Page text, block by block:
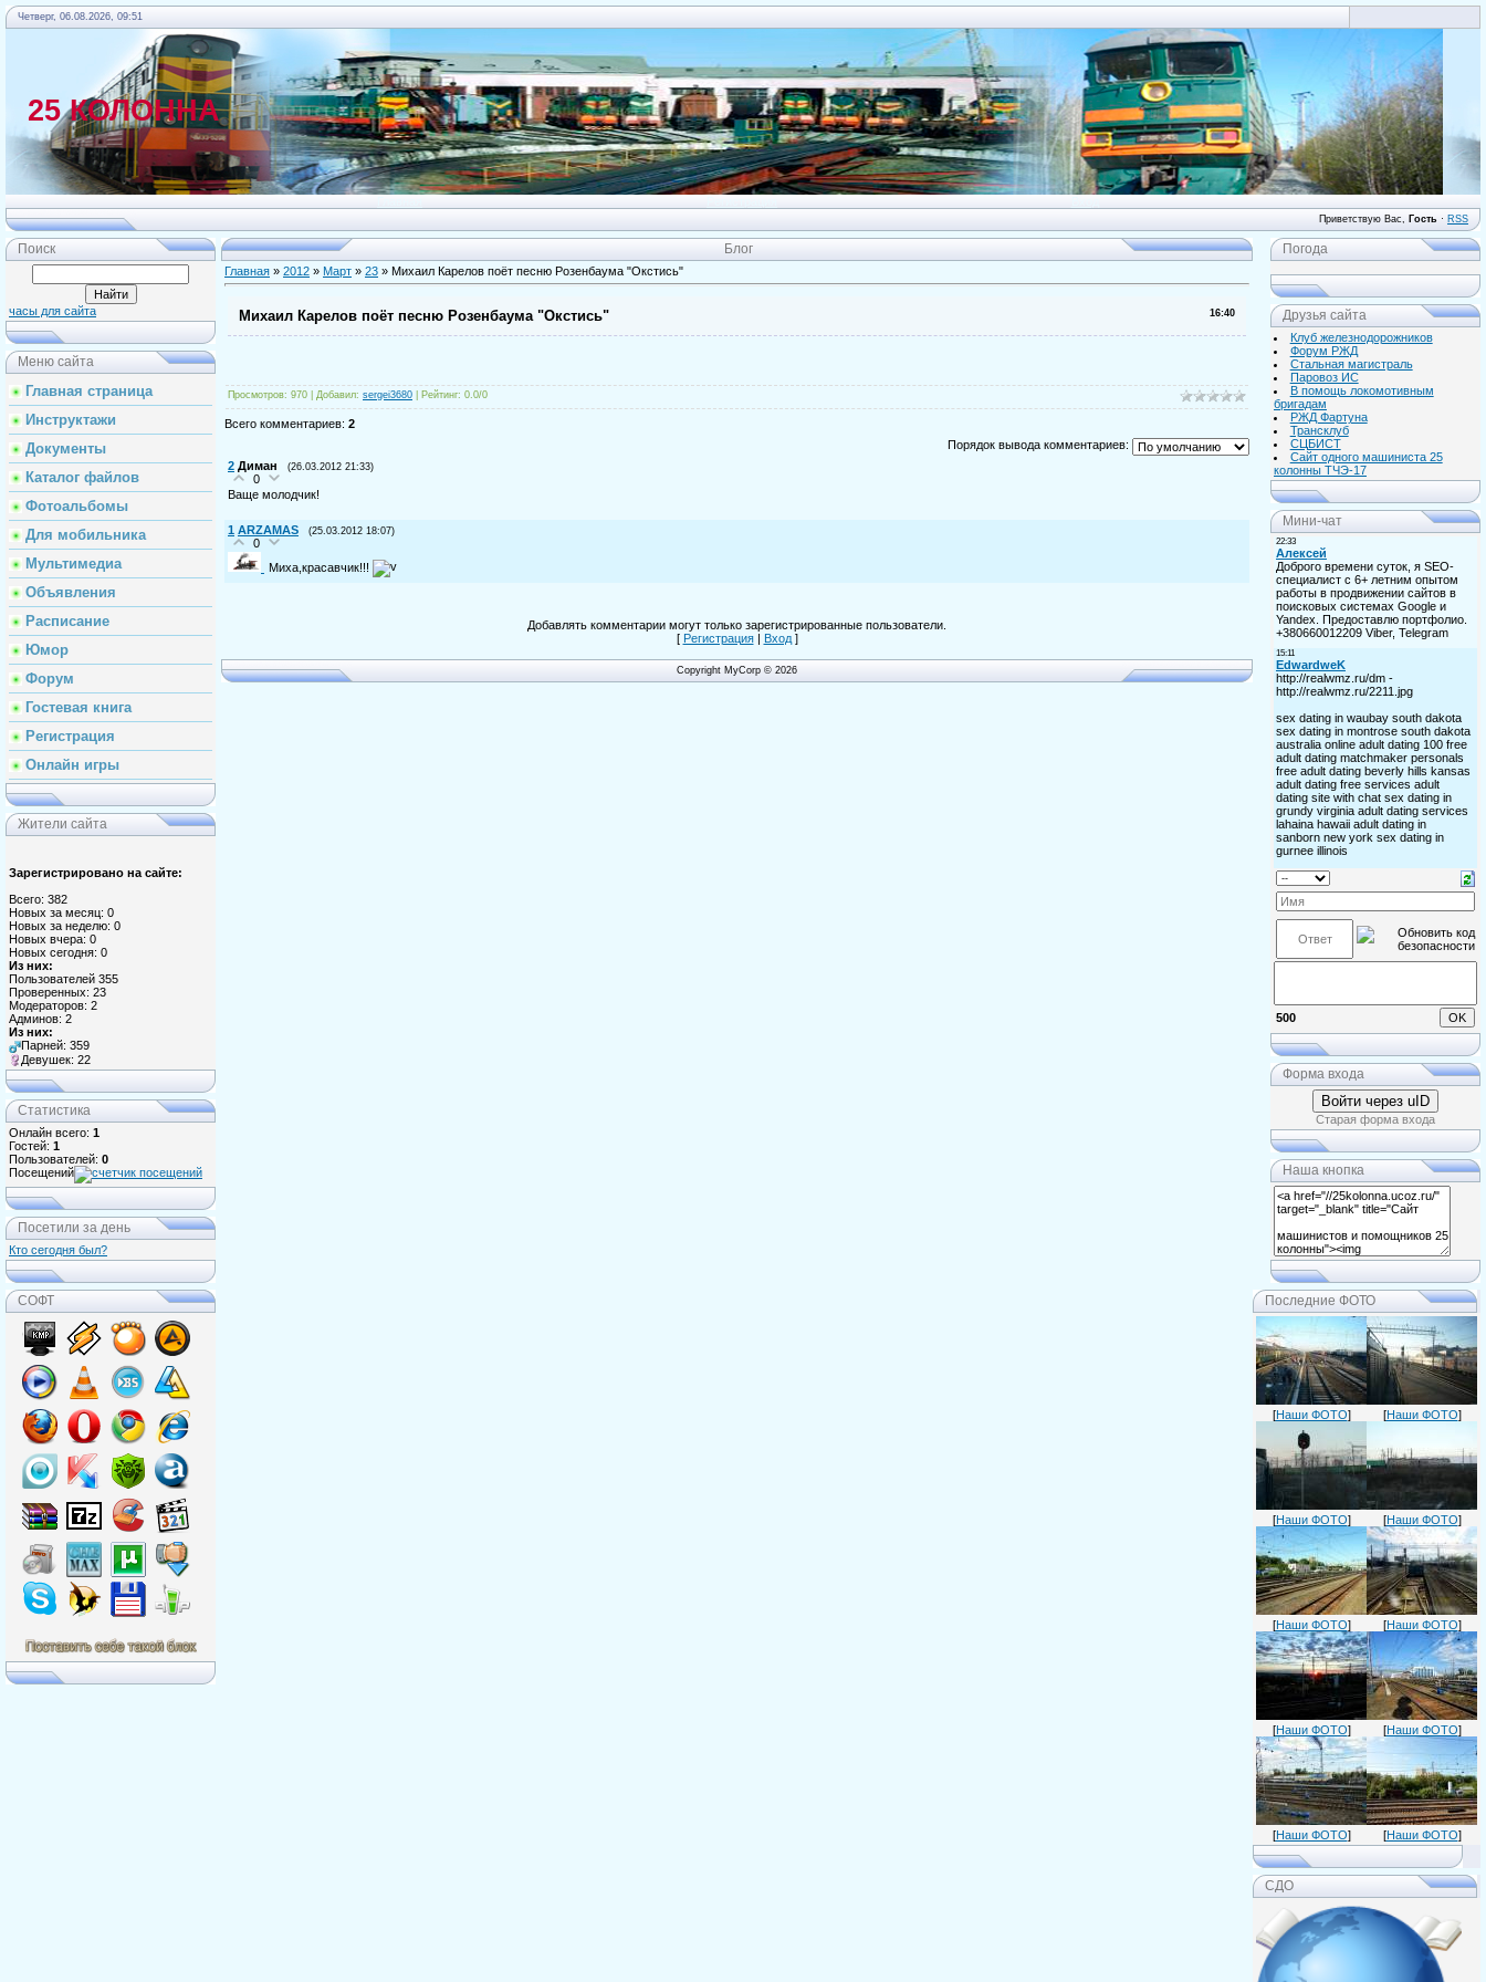
Четверг, 06.08.2026, 09:51
25 КОЛОННА
Приветствую Вас, Гость · RSS
Поиск
часы для сайта
Меню сайта
Главная страница
Инструктажи
Документы
Каталог файлов
Фотоальбомы
Для мобильника
Мультимедиа
Объявления
Расписание
Юмор
Форум
Гостевая книга
Регистрация
Онлайн игры
Жители сайта
Зарегистрировано на сайте:
Всего: 382
Новых за месяц: 0
Новых за неделю: 0
Новых вчера: 0
Новых сегодня: 0
Из них:
Пользователей 355
Проверенных: 23
Модераторов: 2
Админов: 2
Из них:
Парней: 359
Девушек: 22
Статистика
Онлайн всего: 1
Гостей: 1
Пользователей: 0
Посещений
Посетили за день
Кто сегодня был?
СОФТ
Блог
Главная » 2012 » Март » 23 » Михаил Карелов поёт песню Розенбаума "Окстись"
16:40
Михаил Карелов поёт песню Розенбаума "Окстись"
Просмотров: 970 | Добавил: sergei3680 Рейтинг: 0.0/0
Всего комментариев: 2
Порядок вывода комментариев:
2 Диман (26.03.2012 21:33)
0
Ваще молодчик!
1 ARZAMAS (25.03.2012 18:07)
0
Миха,красавчик!!!
Добавлять комментарии могут только зарегистрированные пользователи.
[ Регистрация| Вход]
Copyright MyCorp © 2026
Погода
Друзья сайта
Клуб железнодорожников
Форум РЖД
Стальная магистраль
Паровоз ИС
В помощь локомотивным
бригадам
РЖД Фартуна
Трансклуб
СЦБИСТ
Сайт одного машиниста 25
колонны ТЧЭ-17
Мини-чат
500
Форма входа
Войти через uID
Старая форма входа
Наша кнопка
Последние ФОТО
[Наши ФОТО] [Наши ФОТО]
[Наши ФОТО] [Наши ФОТО]
[Наши ФОТО] [Наши ФОТО]
[Наши ФОТО] [Наши ФОТО]
[Наши ФОТО] [Наши ФОТО]
СДО